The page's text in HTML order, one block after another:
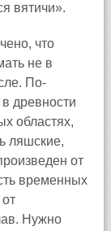
вятичи».
что
не в
По-
древности
областях,
ляшские,
от
временных
Нужно